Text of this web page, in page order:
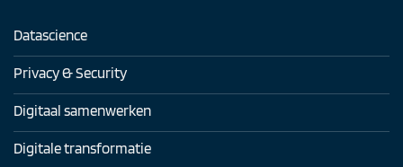
Datascience
Privacy & Security
Digitaal samenwerken
Digitale transformatie